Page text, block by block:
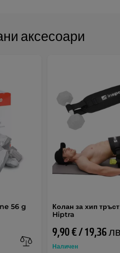
аксесоари
56 g
Колан за хип
Hiptra
9,90 € / 19,36
Наличен